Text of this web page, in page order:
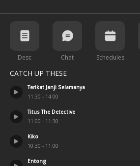
Desc Chat Schedules
CATCH UP THESE
Terikat Janji Selamanya
11:30 - 14:00
Titus The Detective
11:00 - 11:30
Kiko
10:30 - 11:00
Entong